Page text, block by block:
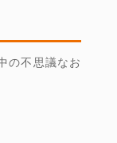
の不思議なお